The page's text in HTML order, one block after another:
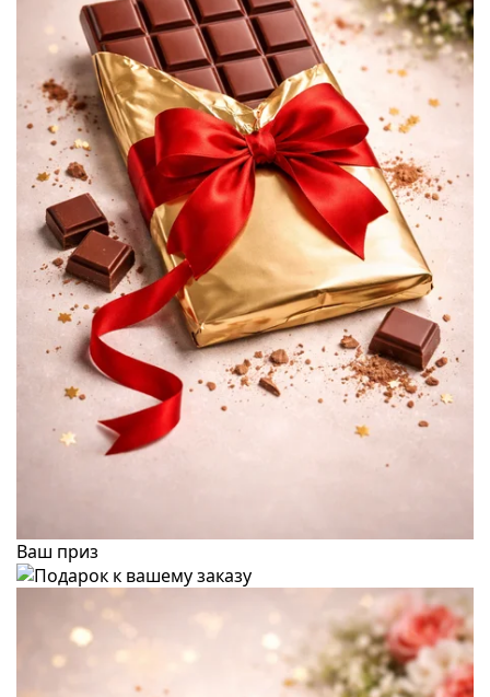
Ваш приз